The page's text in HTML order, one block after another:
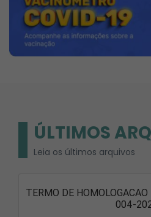
ÚLTIMOS
Leia os últimos arquivos
TERMO DE
004-